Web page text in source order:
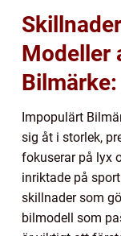
Modeller
Bilmärke:
Impopulärt
sig åt i storlek,
fokuserar på lyx
inriktade på
skillnader som
bilmodell som